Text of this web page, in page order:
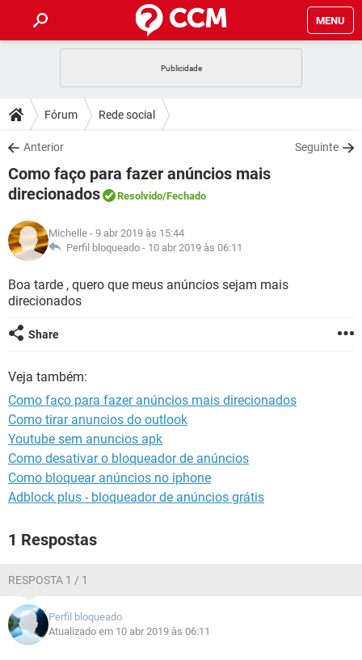
MENU
CELULAR
OUTLOOK
INSTAGRAM GMAIL
GUIA DE COMPRAS
DICAS
JOGOS
OUTLOOK
GUIA DE COMPRAS
DOWNLOADS
JOGOS WHATSAPP
CELULAR FACEBOOK
OUTLOOK
INSTAGRAM
GUIA DE COMPRAS
FÓRUM
CELULAR FACEBOOK
INSTAGRAM
GUIA DE COMPRAS
GLOSSÁRIO
JOGOS
CELULAR FACEBOOK
INSTAGRAM
Fórum Rede social
Anterior Seguinte
Como faço para fazer anúncios mais
direcionados
Resolvido/Fechado
Michelle - 9 abr 2019 às 15:44
Perfil bloqueado - 10 abr 2019 às 06:11
Boa tarde , quero que meus anúncios sejam mais
direcionados
Share
Veja também:
Como faço para fazer anúncios mais direcionados
Como tirar anuncios do outlook
Youtube sem anuncios apk
Como desativar o bloqueador de anúncios
Como bloquear anúncios no iphone
Adblock plus - bloqueador de anúncios grátis
1 Respostas
RESPOSTA 1 / 1
Perfil bloqueado
Atualizado em 10 abr 2019 às 06:11